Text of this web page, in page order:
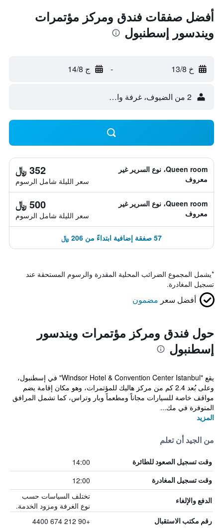
أفضل صفقات فندق ومركز مؤتمرات
ويندسور إسطنبول
خ 13/8 - ج 14/8
2 من الضيوف، غرفة واحدة
Queen room، نوع السرير غير
معروف
352 ﷼
سعر الليلة شامل الرسوم
Queen room، نوع السرير غير
معروف
500 ﷼
سعر الليلة شامل الرسوم
57 صفقة إضافية ابتداءً من 206 ﷼
*يشمل المجموع الضرائب المحلية المقدرة والرسوم المستحقة عند
تسجيل المغادرة.
أفضل سعر مضمون
حول فندق ومركز مؤتمرات ويندسور
إسطنبول
يقع "Windsor Hotel & Convention Center Istanbul" في إسطنبول،
وعلى بُعد 2.4 كم من مركز هاليك للمؤتمرات، وهو مكان إقامة يضم
مواقف خاصة للسيارات مجاناً ومطعماً وبار وتراس، كما تشمل المرافق
المتوفرة في مك...
المزيد
من الجيد أن تعلم
وقت تسجيل الصعود للطائرة 14:00
وقت تسجيل المغادرة 12:00
الدفع والإلغاء
تختلف السياسات حسب
نوع الغرفة ومزود الخدمة.
رقم مكتب الاستقبال +90 212 674 4400